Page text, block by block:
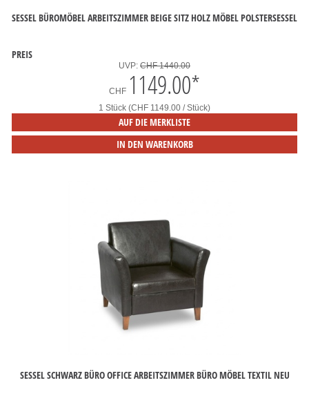
SESSEL BÜROMÖBEL ARBEITSZIMMER BEIGE SITZ HOLZ MÖBEL POLSTERSESSEL
PREIS
UVP: CHF 1440.00
CHF 1149.00*
1 Stück (CHF 1149.00 / Stück)
AUF DIE MERKLISTE
IN DEN WARENKORB
SESSEL SCHWARZ BÜRO OFFICE ARBEITSZIMMER BÜRO MÖBEL TEXTIL NEU